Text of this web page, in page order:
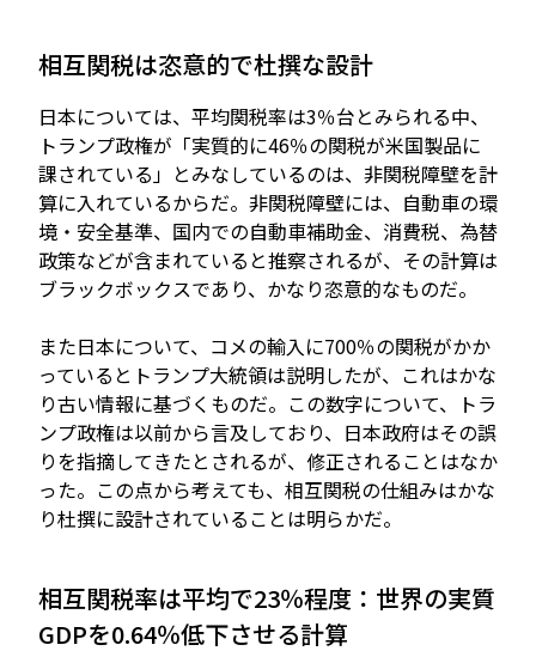
相互関税は恣意的で杜撰な設計
日本については、平均関税率は3％台とみられる中、
トランプ政権が「実質的に46％の関税が米国製品に
課されている」とみなしているのは、非関税障壁を計
算に入れているからだ。非関税障壁には、自動車の環
境・安全基準、国内での自動車補助金、消費税、為替
政策などが含まれていると推察されるが、その計算は
ブラックボックスであり、かなり恣意的なものだ。
また日本について、コメの輸入に700％の関税がかか
っているとトランプ大統領は説明したが、これはかな
り古い情報に基づくものだ。この数字について、トラ
ンプ政権は以前から言及しており、日本政府はその誤
りを指摘してきたとされるが、修正されることはなか
った。この点から考えても、相互関税の仕組みはかな
り杜撰に設計されていることは明らかだ。
相互関税率は平均で23％程度：世界の実質
GDPを0.64％低下させる計算